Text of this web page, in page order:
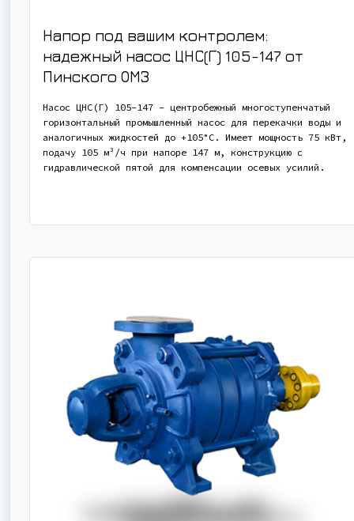
Напор под вашим контролем:
надежный насос ЦНС(Г) 105-147 от
Пинского ОМЗ
Насос ЦНС(Г) 105-147 - центробежный многоступенчатый
горизонтальный промышленный насос для перекачки воды и
аналогичных жидкостей до +105°С. Имеет мощность 75 кВт,
подачу 105 м³/ч при напоре 147 м, конструкцию с
гидравлической пятой для компенсации осевых усилий.